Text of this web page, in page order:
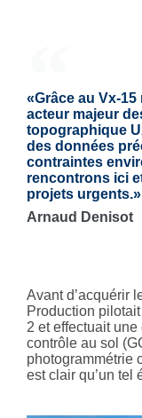
«Grâce au Vx-
acteur majeur
topographique
des données
contraintes
rencontrons ici
projets urgents.»
Arnaud Denisot
Avant d’acquérir
Production
2 et effectuait
contrôle au sol
photogrammétrie
est clair qu’un tel